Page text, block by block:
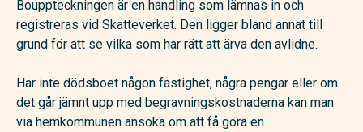
Bouppteckningen är en handling som lämnas in och
registreras vid Skatteverket. Den ligger bland annat till
grund för att se vilka som har rätt att ärva den avlidne.
Har inte dödsboet någon fastighet, några pengar eller om
det går jämnt upp med begravningskostnaderna kan man
via hem­kommunen ansöka om att få göra en